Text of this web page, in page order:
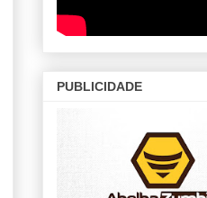
PUBLICIDADE